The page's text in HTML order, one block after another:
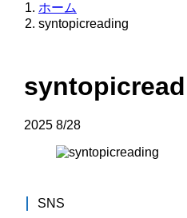
ホーム
syntopicreading
2025 8/28
SNS